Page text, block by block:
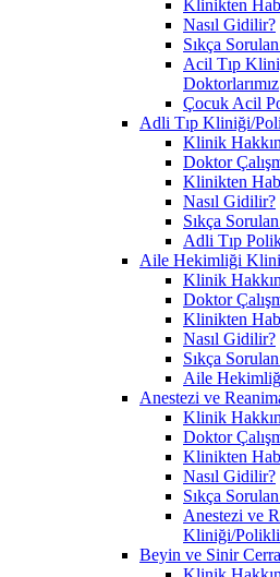
Klinikten
Nasıl Gidilir?
Sıkça
Acil Tıp
Doktorlarımız
Çocuk Acil
Adli Tıp Kliniği/
Klinik
Doktor
Klinikten
Nasıl Gidilir?
Sıkça
Adli Tıp
Aile Hekimliği
Klinik
Doktor
Klinikten
Nasıl Gidilir?
Sıkça
Aile
Anestezi ve
Klinik
Doktor
Klinikten
Nasıl Gidilir?
Sıkça
Anestezi ve
Kliniği/
Beyin ve Sinir